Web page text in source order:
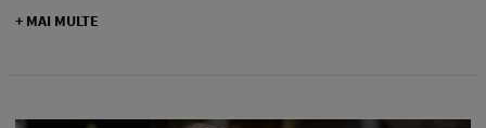
+ MAI MULTE